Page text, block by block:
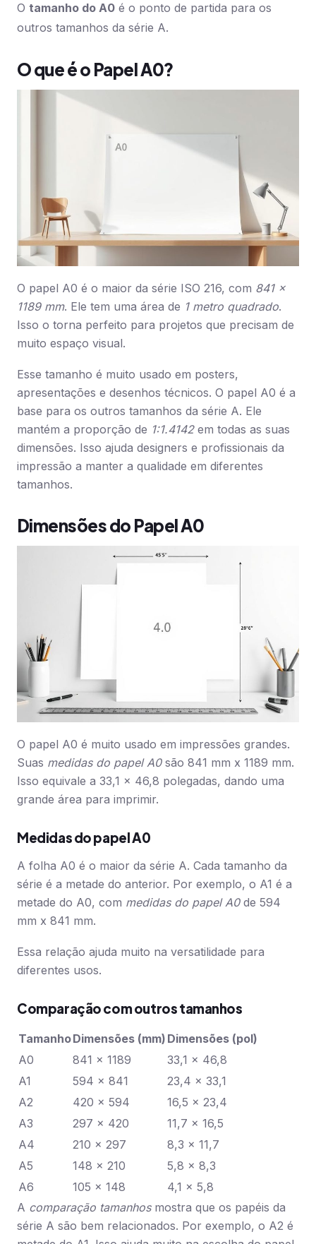
O tamanho do A0 é o ponto de partida para os
outros tamanhos da série A.
O que é o Papel A0?
O papel A0 é o maior da série ISO 216, com 841 x
1189 mm. Ele tem uma área de 1 metro quadrado.
Isso o torna perfeito para projetos que precisam de
muito espaço visual.
Esse tamanho é muito usado em posters,
apresentações e desenhos técnicos. O papel A0 é a
base para os outros tamanhos da série A. Ele
mantém a proporção de 1:1.4142em todas as suas
dimensões. Isso ajuda designers e profissionais da
impressão a manter a qualidade em diferentes
tamanhos.
Dimensões do Papel A0
O papel A0 é muito usado em impressões grandes.
Suas medidas do papel A0são 841 mm x 1189 mm.
Isso equivale a 33,1 x 46,8 polegadas, dando uma
grande área para imprimir.
Medidas do papel A0
A folha A0 é o maior da série A. Cada tamanho da
série é a metade do anterior. Por exemplo, o A1 é a
metade do A0, com medidas do papel A0de 594
mm x 841 mm.
Essa relação ajuda muito na versatilidade para
diferentes usos.
Comparação com outros tamanhos
TamanhoDimensões (mm) Dimensões (pol)
A0
841 x 1189
33,1 x 46,8
A1
594 x 841
23,4 x 33,1
A2
420 x 594
16,5 x 23,4
A3
297 x 420
11,7 x 16,5
A4
210 x 297
8,3 x 11,7
A5
148 x 210
5,8 x 8,3
A6
105 x 148
4,1 x 5,8
A comparação tamanhosmostra que os papéis da
série A são bem relacionados. Por exemplo, o A2 é